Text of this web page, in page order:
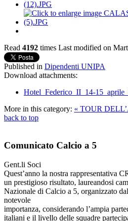
Read 4192 times Last modified on
Published in Dipendenti UNIPA
Download attachments:
Hotel_Federico_II_14-
More in this category: « TOUR
back to top
Comunicato Calcio a 5
Gent.li Soci
Quest’anno la nostra rappresentativa
un prestigioso risultato, laureandosi
Nazionale di Calcio a 5, organizzato
notevole
importanza, considerando l’ampia
italiani e il livello delle squadre